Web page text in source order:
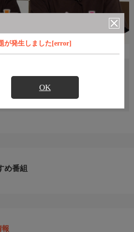
が発生しました[error]
OK
直近の放送予定はありません
め番組
報